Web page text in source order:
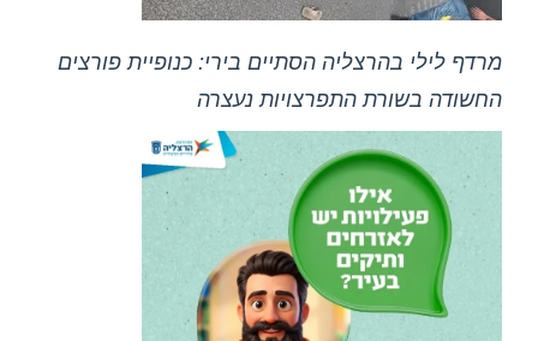
מרדף לילי בהרצליה הסתיים בירי: כנופיית פורצים
החשודה בשורת התפרצויות נעצרה